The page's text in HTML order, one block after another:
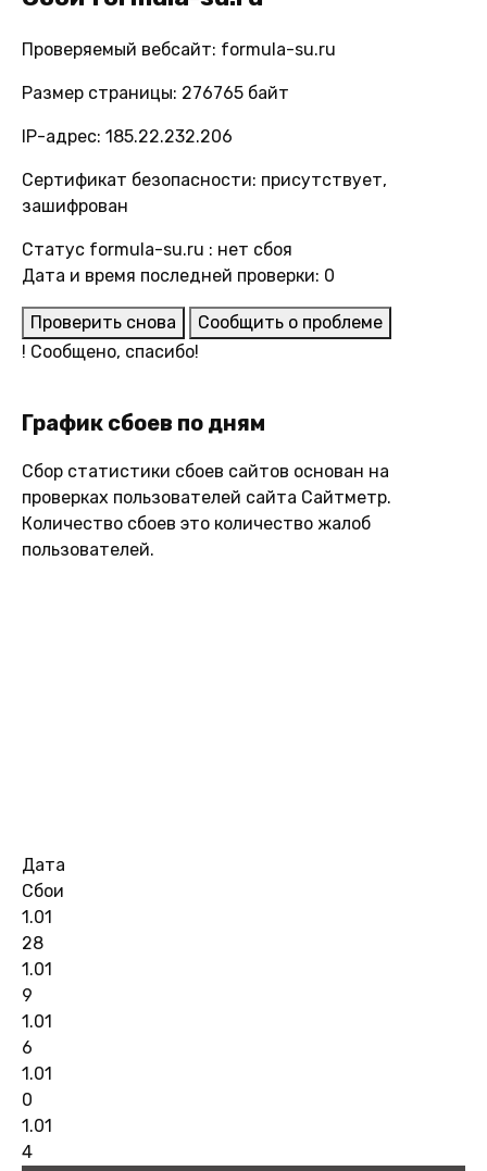
Проверяемый вебсайт: formula-su.ru
Размер страницы: 276765 байт
IP-адрес: 185.22.232.206
Сертификат безопасности: присутствует,
зашифрован
Статус formula-su.ru : нет сбоя
Дата и время последней проверки: 0
Проверить снова
Сообщить о проблеме
! Сообщено, спасибо!
График сбоев по дням
Сбор статистики сбоев сайтов основан на
проверках пользователей сайта Сайтметр.
Количество сбоев это количество жалоб
пользователей.
Дата
Сбои
1.01
28
1.01
9
1.01
6
1.01
0
1.01
4